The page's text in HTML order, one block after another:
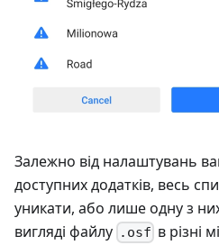
Залежно від налаштувань
доступних додатків, весь
уникати, або лише одну з
вигляді файлу .osf в різні